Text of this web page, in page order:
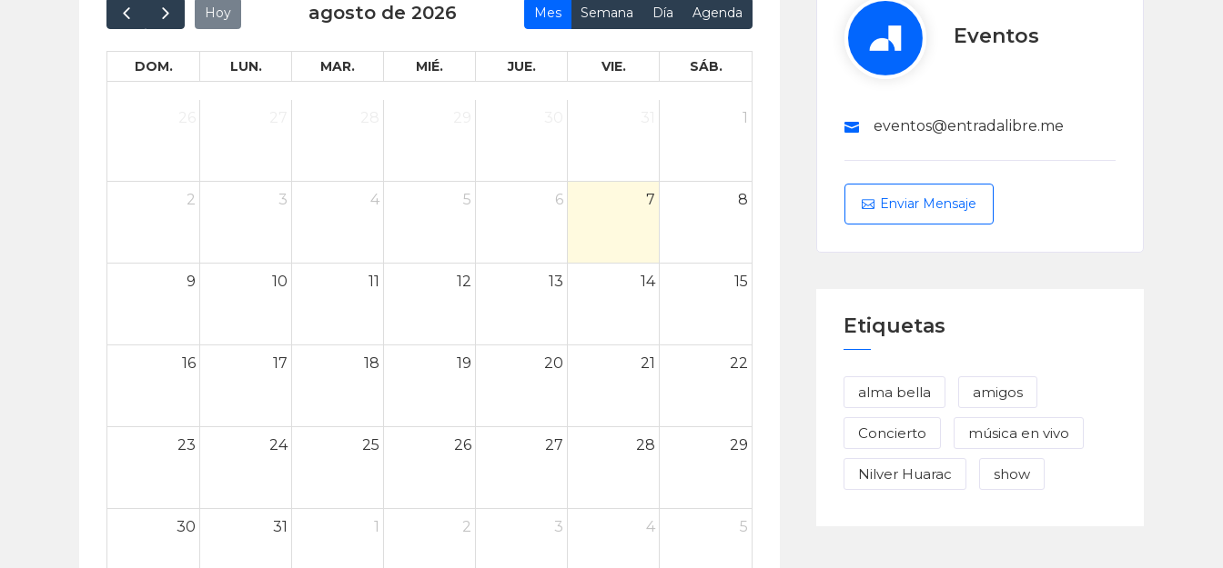
Hoy agosto de 2026 Mes Semana Día Agenda
DOM. LUN. MAR. MIÉ. JUE. VIE. SÁB.
1
2 3 4 5 6 7 8
9 10 11 12 13 14 15
16 17 18 19 20 21 22
23 24 25 26 27 28 29
30 31 1 2 3 4 5
Eventos
eventos@entradalibre.me
Enviar Mensaje
Etiquetas
alma bella amigos
Concierto música en vivo
Nilver Huarac show